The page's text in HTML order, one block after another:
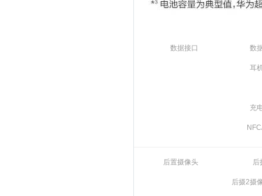
数据接口 数
耳
充
后置摄像头 后
后摄2摄